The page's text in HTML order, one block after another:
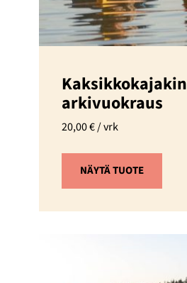
Kaksikkokajakin
arkivuokraus
20,00€/ vrk
NÄYTÄ TUOTE